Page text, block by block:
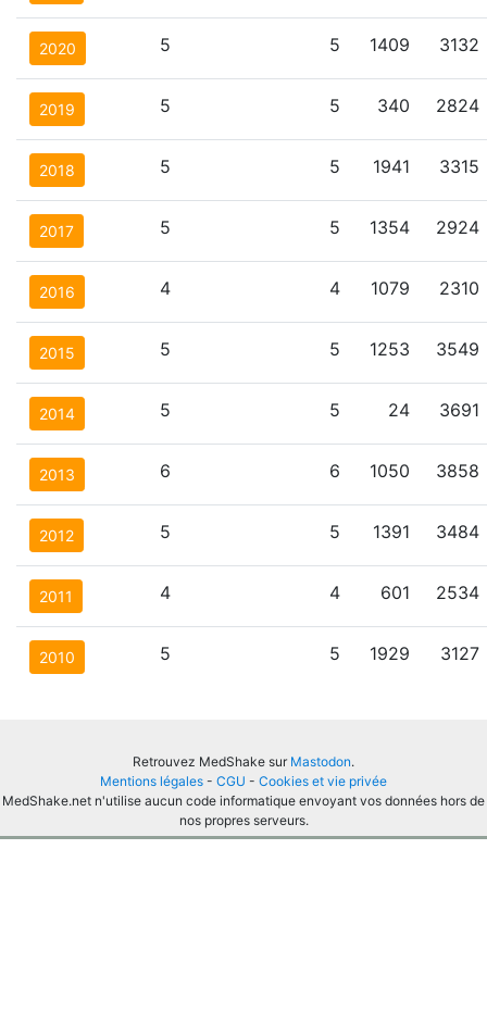
2020 5 5 1409 3132
2019 5 5 340 2824
2018 5 5 1941 3315
2017 5 5 1354 2924
2016 4 4 1079 2310
2015 5 5 1253 3549
2014 5 5 24 3691
2013 6 6 1050 3858
2012 5 5 1391 3484
2011 4 4 601 2534
2010 5 5 1929 3127
Retrouvez MedShake sur Mastodon.
Mentions légales - CGU - Cookies et vie privée
MedShake.net n'utilise aucun code informatique envoyant vos données hors de
nos propres serveurs.